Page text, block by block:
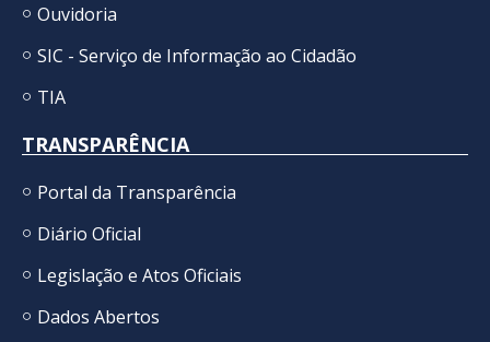
Ouvidoria
SIC - Serviço de Informação ao Cidadão
TIA
TRANSPARÊNCIA
Portal da Transparência
Diário Oficial
Legislação e Atos Oficiais
Dados Abertos